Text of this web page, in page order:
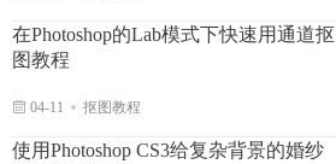
在Photoshop的Lab模式下快速用通道抠
图教程
04-11 抠图教程
使用Photoshop CS3给复杂背景的婚纱